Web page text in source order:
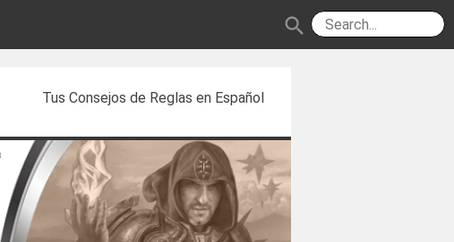
search
Tus Consejos de Reglas en Español